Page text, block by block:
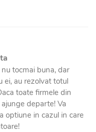
tocmai buna, dar
ei, au rezolvat totul
toate firmele din
departe! Va
optiune in cazul in care